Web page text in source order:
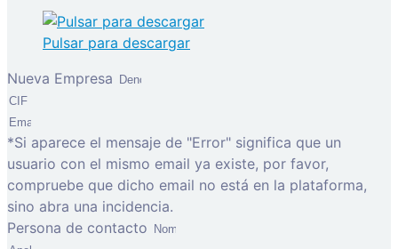
Pulsar para descargar
Nueva Empresa
*Si aparece el mensaje de "Error" significa que un
usuario con el mismo email ya existe, por favor,
compruebe que dicho email no está en la plataforma,
sino abra una incidencia.
Persona de contacto